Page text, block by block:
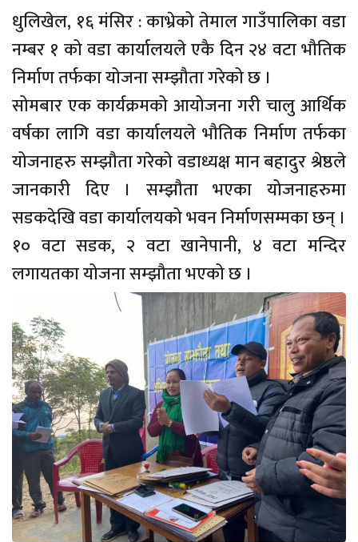
धुलिखेल, १६ मंसिर : काभ्रेको तेमाल गाउँपालिका वडा
नम्बर १ को वडा कार्यालयले एकै दिन २४ वटा भौतिक
निर्माण तर्फका योजना सम्झौता गरेको छ ।
सोमबार एक कार्यक्रमको आयोजना गरी चालु आर्थिक
वर्षका लागि वडा कार्यालयले भौतिक निर्माण तर्फका
योजनाहरु सम्झौता गरेको वडाध्यक्ष मान बहादुर श्रेष्ठले
जानकारी दिए । सम्झौता भएका योजनाहरुमा
सडकदेखि वडा कार्यालयको भवन निर्माणसम्मका छन् ।
१० वटा सडक, २ वटा खानेपानी, ४ वटा मन्दिर
लगायतका योजना सम्झौता भएको छ ।